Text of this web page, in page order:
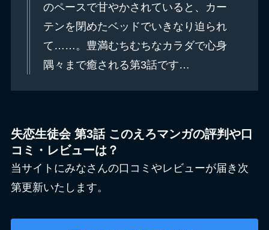
のペースで甘やかされていると、カー
テンを閉めたベッドでいきなり迫られ
て……。豊満むちむちなカラダで心身
隅々まで癒される第3話です…
失恋生徒会 第3話 このえろマンガの評判や口
コミ・レビューは？
当サイトにみなさんの口コミやレビューが届き次
第更新いたします。